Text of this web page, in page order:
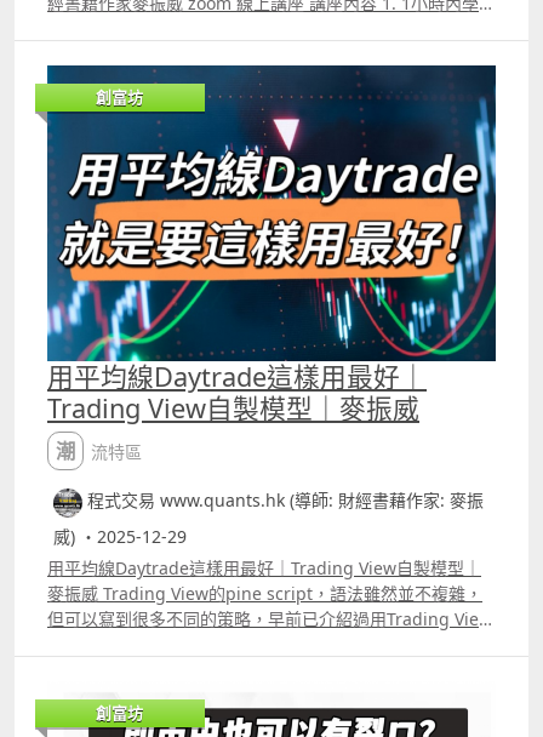
4.如何快速將pine script寫的交易策略轉為python版本 5.
如何快速學懂用python寫運用排盤市場深度數據的交易策略
autotrade 6.期指盤路分析原理講解 報名whatspp
69091306 或電郵paul.mark881@gmail.com
創富坊
用平均線Daytrade這樣用最好｜
Trading View自製模型｜麥振威
潮流特區
程式交易 www.quants.hk (導師: 財經書藉作家: 麥振
威) ・2025-12-29
用平均線Daytrade這樣用最好｜Trading View自製模型｜
麥振威 Trading View的pine script，語法雖然並不複雜，
但可以寫到很多不同的策略，早前已介紹過用Trading View
型，比純粹「目測」股價是否高於低位平均線，又或股價與
平均線是否出現重大差距等常見方法好得多。
創富坊